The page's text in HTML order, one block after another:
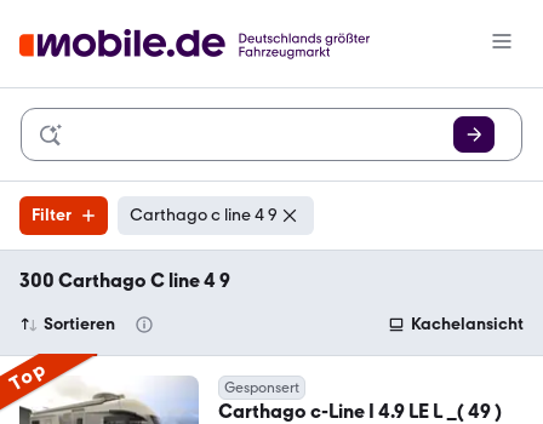
Filter Carthago c line 4 9
300 Carthago C line 4 9
Sortieren Kachelansicht
Top Gesponsert
Carthago c-Line I 4.9 LE L _( 49 )